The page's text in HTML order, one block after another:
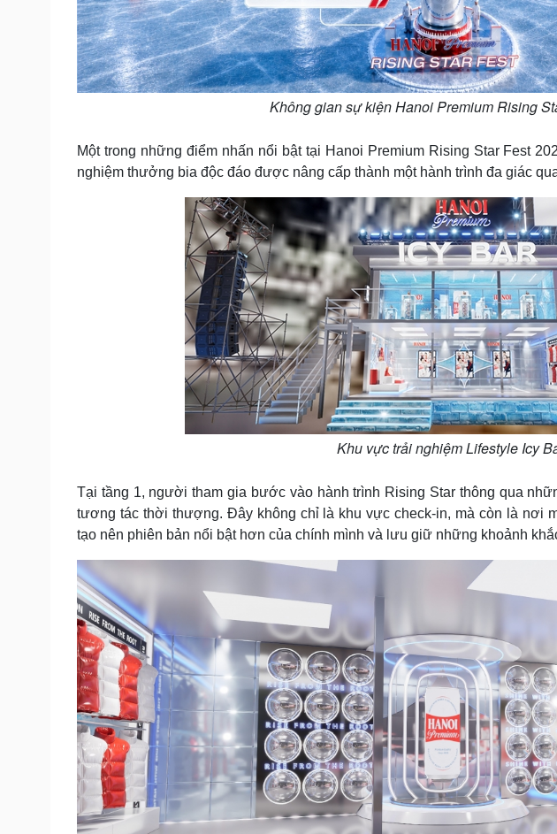
Không gian sự kiện Hanoi Premium Rising
Một trong những điểm nhấn nổi bật tại Hanoi Premium Rising Star Fest
nghiệm thưởng bia độc đáo được nâng cấp thành một hành trình đa giác
Khu vực trải nghiệm Lifestyle Icy
Tại tầng 1, người tham gia bước vào hành trình Rising Star thông qua
tương tác thời thượng. Đây không chỉ là khu vực check-in, mà còn là nơi
tạo nên phiên bản nổi bật hơn của chính mình và lưu giữ những khoảnh